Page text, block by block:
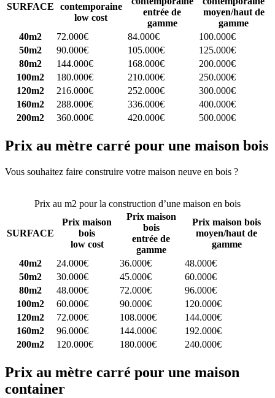
SURFACE
contemporaine
low cost
entrée de
gamme
moyen/haut de
gamme
40m2
72.000€ 84.000€
100.000€
50m2
90.000€ 105.000€
125.000€
80m2
144.000€ 168.000€
200.000€
100m2
180.000€ 210.000€
250.000€
120m2
216.000€ 252.000€
300.000€
160m2
288.000€ 336.000€
400.000€
200m2
360.000€ 420.000€ 500.000€
Prix au mètre carré pour une maison bois
Vous souhaitez faire construire votre maison neuve en bois ?
Prix au m2 pour la construction d’une maison en bois
SURFACE
Prix maison
bois
low cost
Prix maison
bois
entrée de
gamme
Prix maison bois
moyen/haut de
gamme
40m2
24.000€ 36.000€
48.000€
50m2
30.000€ 45.000€
60.000€
80m2
48.000€ 72.000€
96.000€
100m2
60.000€ 90.000€
120.000€
120m2
72.000€ 108.000€
144.000€
160m2
96.000€ 144.000€
192.000€
200m2
120.000€ 180.000€ 240.000€
Prix au mètre carré pour une maison
container